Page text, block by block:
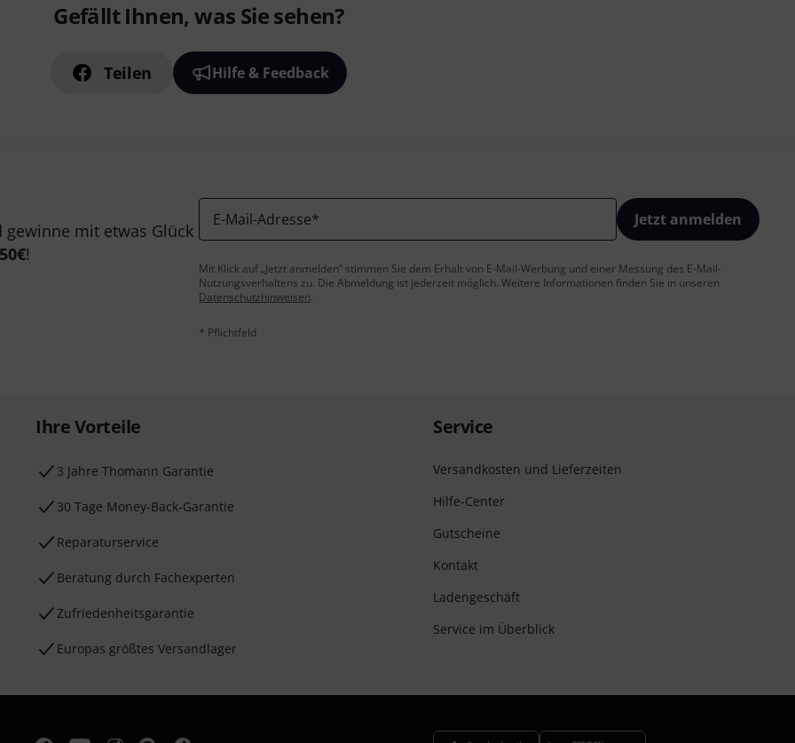
Gefällt Ihnen, was Sie sehen?
Teilen Hilfe & Feedback
mit etwas Glück
50€!
E-Mail-Adresse* Jetzt anmelden
Mit Klick auf „Jetzt anmelden“ stimmen Sie dem Erhalt von E-Mail-Werbung und einer Messung des E-Mail-
Nutzungsverhaltens zu. Die Abmeldung ist jederzeit möglich. Weitere Informationen finden Sie in unseren
Datenschutzhinweisen.
* Pflichtfeld
Ihre Vorteile
3 Jahre Thomann Garantie
30 Tage Money-Back-Garantie
Reparaturservice
Beratung durch Fachexperten
Zufriedenheitsgarantie
Europas größtes Versandlager
Service
Versandkosten und Lieferzeiten
Hilfe-Center
Gutscheine
Kontakt
Ladengeschäft
Service im Überblick